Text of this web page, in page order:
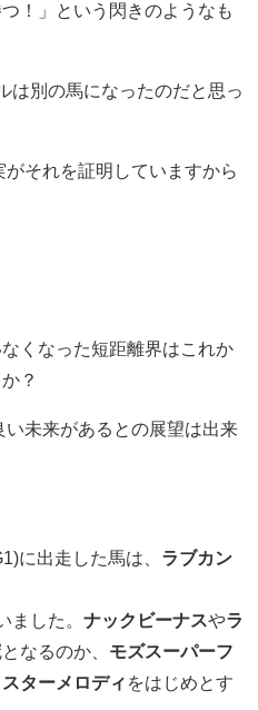
！」という閃きのようなも
は別の馬になったのだと思っ
それを証明していますから
くなった短距離界はこれか
？
未来があるとの展望は出来
に出走した馬は、 ラブカン
ました。 ナックビーナスやラ
なるのか、 モズスーパーフ
スターメロディ をはじめとす